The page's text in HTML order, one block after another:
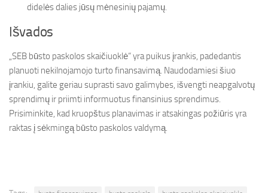
didelės dalies jūsų mėnesinių pajamų.
Išvados
„SEB būsto paskolos skaičiuoklė“ yra puikus įrankis, padedantis
planuoti nekilnojamojo turto finansavimą. Naudodamiesi šiuo
įrankiu, galite geriau suprasti savo galimybes, išvengti neapgalvotų
sprendimų ir priimti informuotus finansinius sprendimus.
Prisiminkite, kad kruopštus planavimas ir atsakingas požiūris yra
raktas į sėkmingą būsto paskolos valdymą.